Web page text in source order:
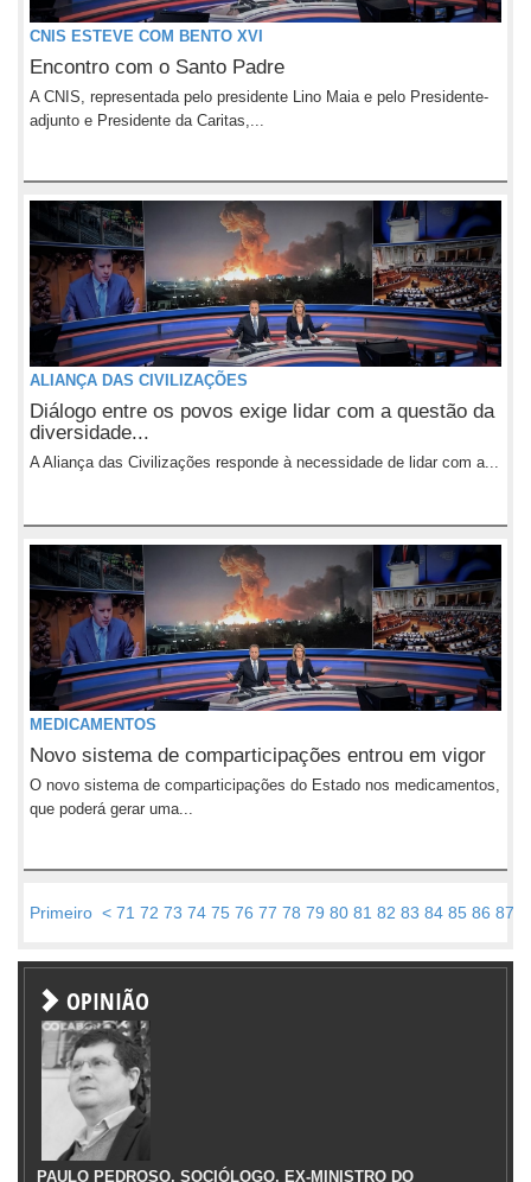
CNIS ESTEVE COM BENTO XVI
Encontro com o Santo Padre
A CNIS, representada pelo presidente Lino Maia e pelo Presidente-
adjunto e Presidente da Caritas,...
ALIANÇA DAS CIVILIZAÇÕES
Diálogo entre os povos exige lidar com a questão da
diversidade...
A Aliança das Civilizações responde à necessidade de lidar com a...
MEDICAMENTOS
Novo sistema de comparticipações entrou em vigor
O novo sistema de comparticipações do Estado nos medicamentos,
que poderá gerar uma...
Primeiro < 71 72 73 74 75 76 77 78 79 80 81 82 83 84 85 86 87
OPINIÃO
PAULO PEDROSO, SOCIÓLOGO, EX-MINISTRO DO